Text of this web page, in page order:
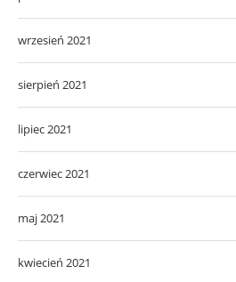
wrzesień 2021
sierpień 2021
lipiec 2021
czerwiec 2021
maj 2021
kwiecień 2021